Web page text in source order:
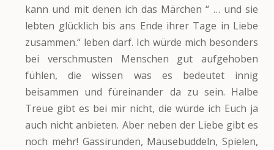
kann und mit denen ich das Märchen “ … und sie
lebten glücklich bis ans Ende ihrer Tage in Liebe
zusammen.“ leben darf. Ich würde mich besonders
bei verschmusten Menschen gut aufgehoben
fühlen, die wissen was es bedeutet innig
beisammen und füreinander da zu sein. Halbe
Treue gibt es bei mir nicht, die würde ich Euch ja
auch nicht anbieten. Aber neben der Liebe gibt es
noch mehr! Gassirunden, Mäusebuddeln, Spielen,